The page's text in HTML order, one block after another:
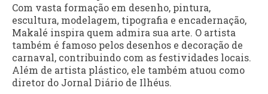
Com vasta formação em desenho, pintura,
escultura, modelagem, tipografia e encadernação,
Makalé inspira quem admira sua arte. O artista
também é famoso pelos desenhos e decoração de
carnaval, contribuindo com as festividades locais.
Além de artista plástico, ele também atuou como
diretor do Jornal Diário de Ilhéus.